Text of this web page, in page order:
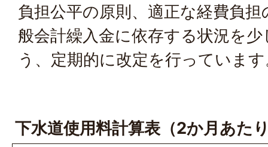
負担公平の原則、適正な経費負
般会計繰入金に依存する状況を
う、定期的に改定を行っていま
下水道使用料計算表（2か月あた